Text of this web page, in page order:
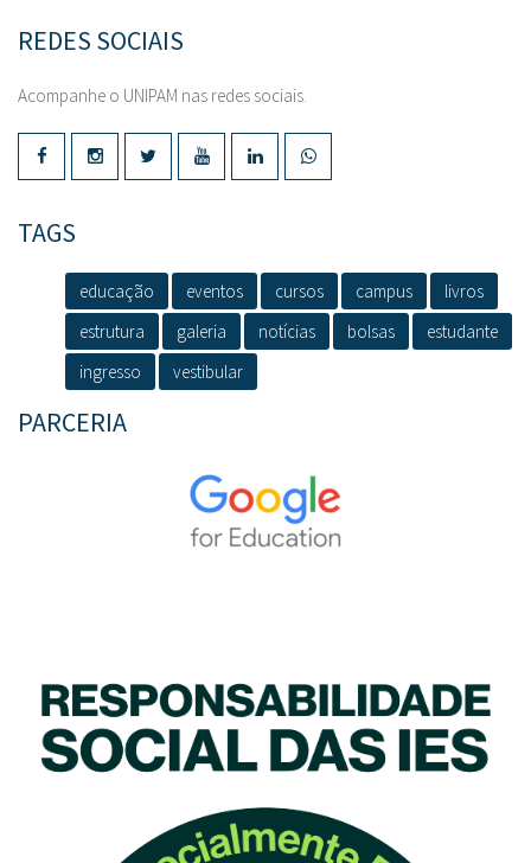
REDES SOCIAIS
Acompanhe o UNIPAM nas redes sociais.
TAGS
educação eventos cursos campus
livros
estrutura
galeria notícias bolsas
estudante
ingresso
vestibular
PARCERIA